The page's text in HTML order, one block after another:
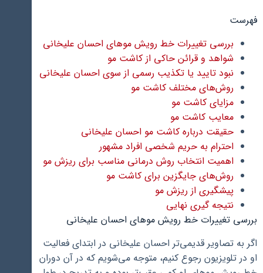
فهرست
بررسی تغییرات خط رویش موهای احسان علیخانی
شواهد و قرائن حاکی از کاشت مو
نبود تایید یا تکذیب رسمی از سوی احسان علیخانی
روش‌های مختلف کاشت مو
مزایای کاشت مو
معایب کاشت مو
حقیقت درباره کاشت مو احسان علیخانی
احترام به حریم شخصی افراد مشهور
اهمیت انتخاب روش درمانی مناسب برای ریزش مو
روش‌های جایگزین برای کاشت مو
پیشگیری از ریزش مو
نتیجه گیری نهایی
بررسی تغییرات خط رویش موهای احسان علیخانی
اگر به تصاویر قدیمی‌تر احسان علیخانی در ابتدای فعالیت
او در تلویزیون رجوع کنیم، متوجه می‌شویم که در آن دوران